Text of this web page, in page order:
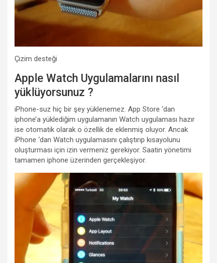
Çizim desteği
Apple Watch Uygulamalarını nasıl
yüklüyorsunuz ?
iPhone-suz hiç bir şey yüklenemez. App Store ‘dan
iphone’a yüklediğim uygulamanın Watch uygulaması hazır
ise otomatik olarak o özellik de eklenmiş oluyor. Ancak
iPhone ‘dan Watch uygulamasını çalıştırıp kısayolunu
oluşturması için izin vermeniz gerekiyor. Saatin yönetimi
tamamen iphone üzerinden gerçekleşiyor.